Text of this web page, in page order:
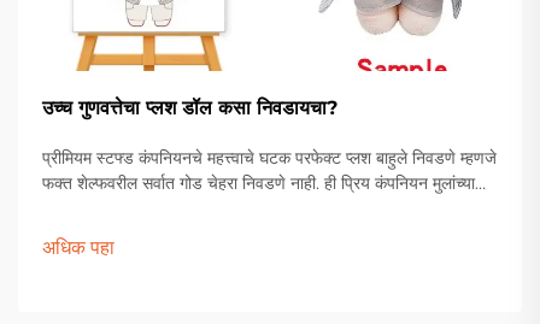
उच्च गुणवत्तेचा प्लश डॉल कसा निवडायचा?
प्रीमियम स्टफ्ड कंपनियनचे महत्त्वाचे घटक परफेक्ट प्लश बाहुले निवडणे म्हणजे
फक्त शेल्फवरील सर्वात गोड चेहरा निवडणे नाही. ही प्रिय कंपनियन मुलांच्या
राखतात.
अधिक पहा